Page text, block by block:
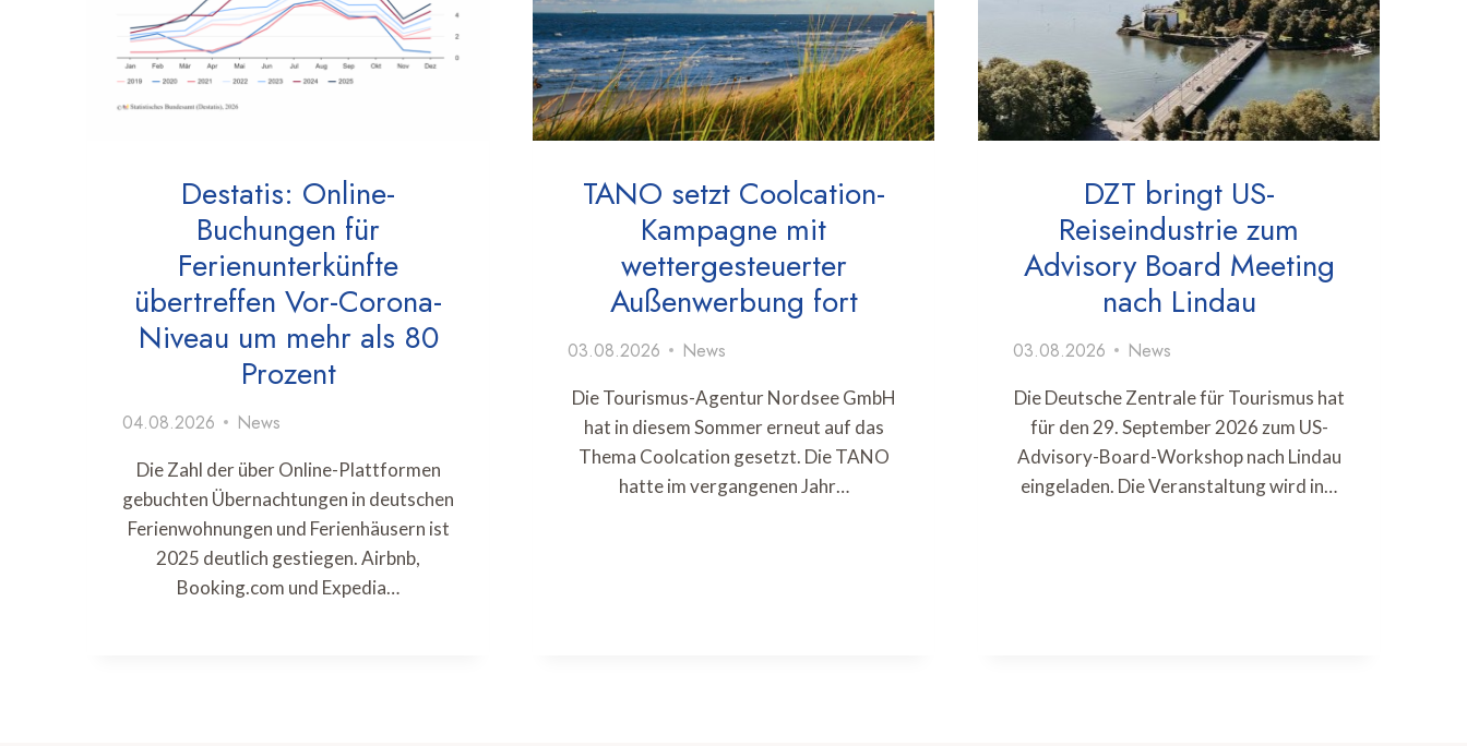
Destatis: Online-
Buchungen für
Ferienunterkünfte
übertreffen Vor-Corona-
Niveau um mehr als 80
Prozent
04.08.2026 News
Die Zahl der über Online-Plattformen
gebuchten Übernachtungen in deutschen
Ferienwohnungen und Ferienhäusern ist
2025 deutlich gestiegen. Airbnb,
Booking.com und Expedia…
TANO setzt Coolcation-
Kampagne mit
wettergesteuerter
Außenwerbung fort
03.08.2026 News
Die Tourismus-Agentur Nordsee GmbH
hat in diesem Sommer erneut auf das
Thema Coolcation gesetzt. Die TANO
hatte im vergangenen Jahr…
DZT bringt US-
Reiseindustrie zum
Advisory Board Meeting
nach Lindau
03.08.2026 News
Die Deutsche Zentrale für Tourismus hat
für den 29. September 2026 zum US-
Advisory-Board-Workshop nach Lindau
eingeladen. Die Veranstaltung wird in…